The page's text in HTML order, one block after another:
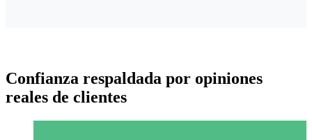
Confianza respaldada por opiniones
reales de clientes